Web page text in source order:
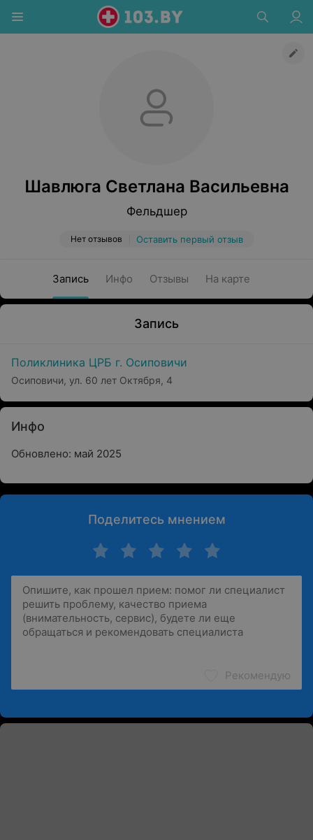
Шавлюга Светлана Васильевна
Фельдшер
Нет отзывов Оставить первый отзыв
Запись Инфо Отзывы На карте
Запись
Поликлиника ЦРБ г. Осиповичи
Осиповичи, ул. 60 лет Октября, 4
Инфо
Обновлено: май 2025
Поделитесь мнением
Рекомендую